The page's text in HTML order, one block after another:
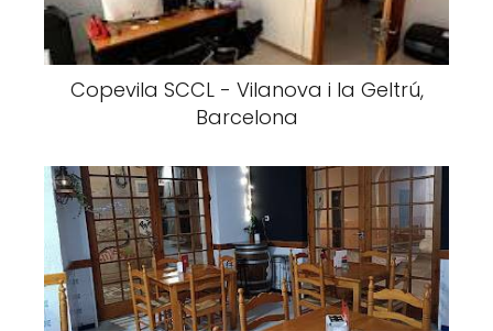
Copevila SCCL - Vilanova i la Geltrú,
Barcelona